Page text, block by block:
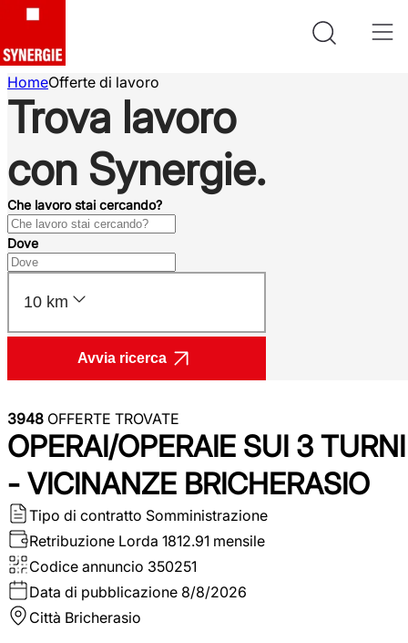
HomeOfferte di lavoro
Trova lavoro
con Synergie.
Che lavoro stai cercando?
Dove
10 km
Avvia ricerca
3948 OFFERTE TROVATE
OPERAI/OPERAIE SUI 3 TURNI
- VICINANZE BRICHERASIO
Tipo di contratto Somministrazione
Retribuzione Lorda 1812.91 mensile
Codice annuncio 350251
Data di pubblicazione 8/8/2026
Città Bricherasio